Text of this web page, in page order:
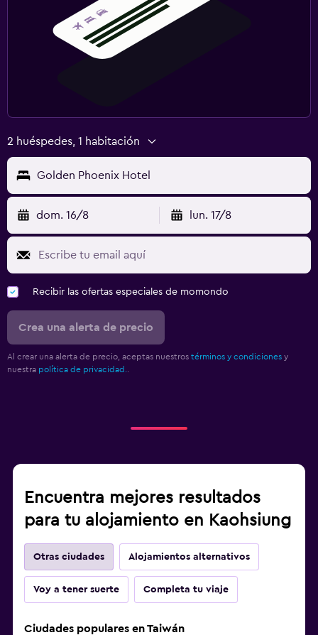
2 huéspedes, 1 habitación
Golden Phoenix Hotel
dom. 16/8 lun. 17/8
Recibir las ofertas especiales de momondo
Crea una alerta de precio
Al crear una alerta de precio, aceptas nuestros términos y condiciones y
nuestra política de privacidad.
Encuentra mejores resultados
para tu alojamiento en Kaohsiung
Otras ciudades Alojamientos alternativos
Voy a tener suerte Completa tu viaje
Ciudades populares en Taiwán